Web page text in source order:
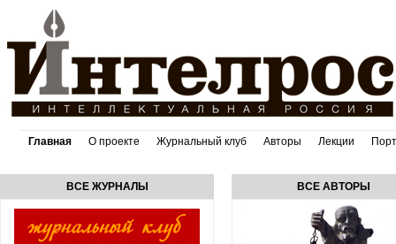
Главная О проекте Журнальный клуб Авторы Лекции
ВСЕ ЖУРНАЛЫ ВСЕ АВТОРЫ